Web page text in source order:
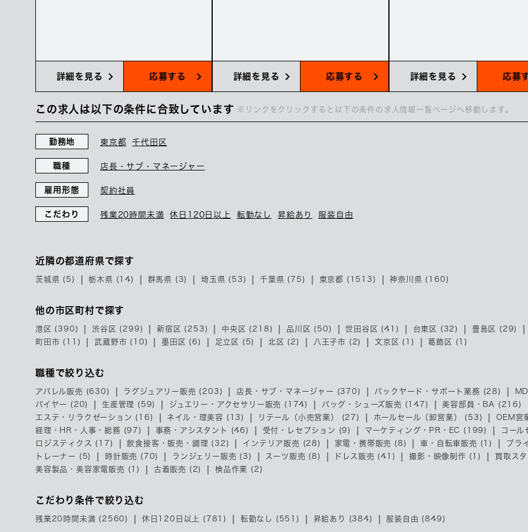
詳細を見る 応募する 詳細を見る 応募する 詳細を見る 応募
この求人は以下の条件に合致しています ※リンクをクリックすると以下の条件の求人情報一覧ページへ移動します。
勤務地 東京都 千代田区
職種 店長・サブ・マネージャー
雇用形態 契約社員
こだわり 残業20時間未満 休日120日以上 転勤なし 昇給あり 服装自由
近隣の都道府県で探す
茨城県 (5) 栃木県 (14) 群馬県 (3) 埼玉県 (53) 千葉県 (75) 東京都 (1513) 神奈川県 (160)
他の市区町村で探す
港区 (390) 渋谷区 (299) 新宿区 (253) 中央区 (218) 品川区 (50) 世田谷区 (41) 台東区 (32)
豊島区 (29)
町田市 (11)
武蔵野市 (10) 墨田区 (6) 足立区 (5) 北区 (2) 八王子市 (2) 文京区 (1) 葛飾区 (1)
職種で絞り込む
アパレル販売 (630) ラグジュアリー販売 (203) 店長・サブ・マネージャー (370) バックヤード・サポート業務 (28)
バイヤー (20)
生産管理 (59) ジュエリー・アクセサリー販売 (174) バッグ・シューズ販売 (147)
美容部員・BA (216)
エステ・リラクゼーション (16)
ネイル・理美容 (13) リテール（小売営業） (27) ホールセール（卸営業） (53)
OEM営
経理・HR・人事・総務 (97)
事務・アシスタント (46) 受付・レセプション (9) マーケティング・PR・EC (199)
コー
ロジスティクス (17)
飲食接客・販売・調理 (32) インテリア販売 (28) 家電・携帯販売 (8) 車・自転車販売 (1)
ブラ
トレーナー (5)
時計販売 (70) ランジェリー販売 (3) スーツ販売 (8) ドレス販売 (41) 撮影・映像制作 (1)
買取ス
美容製品・美容家電販売 (1)
古着販売 (2) 検品作業 (2)
こだわり条件で絞り込む
残業20時間未満 (2560) 休日120日以上 (781) 転勤なし (551) 昇給あり (384) 服装自由 (849)